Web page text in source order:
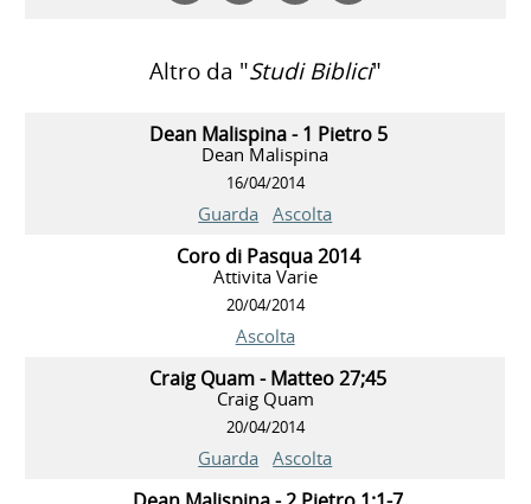
Altro da "Studi Biblici"
Dean Malispina - 1 Pietro 5
Dean Malispina
16/04/2014
Guarda Ascolta
Coro di Pasqua 2014
Attivita Varie
20/04/2014
Ascolta
Craig Quam - Matteo 27;45
Craig Quam
20/04/2014
Guarda Ascolta